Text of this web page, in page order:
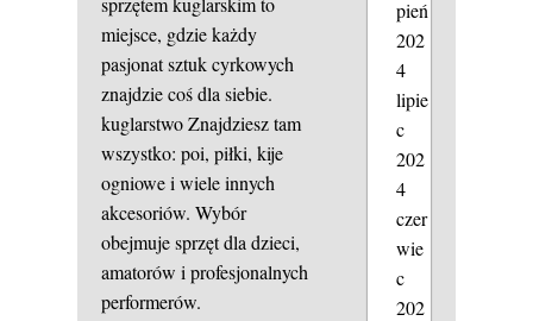
miejsce, gdzie każdy
pasjonat sztuk cyrkowych
znajdzie coś dla siebie.
kuglarstwoZnajdziesz tam
wszystko: poi, piłki, kije
ogniowe i wiele innych
akcesoriów. Wybór
obejmuje sprzęt dla dzieci,
amatorów i profesjonalnych
performerów.
pień
202
4
lipie
c
202
4
czer
wie
c
202